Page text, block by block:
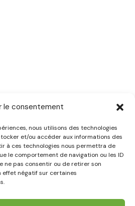
le consentement
nous utilisons des technologies
et/ou accéder aux informations des
à ces technologies nous permettra de
le comportement de navigation ou les ID
ne pas consentir ou de retirer son
effet négatif sur certaines
Est